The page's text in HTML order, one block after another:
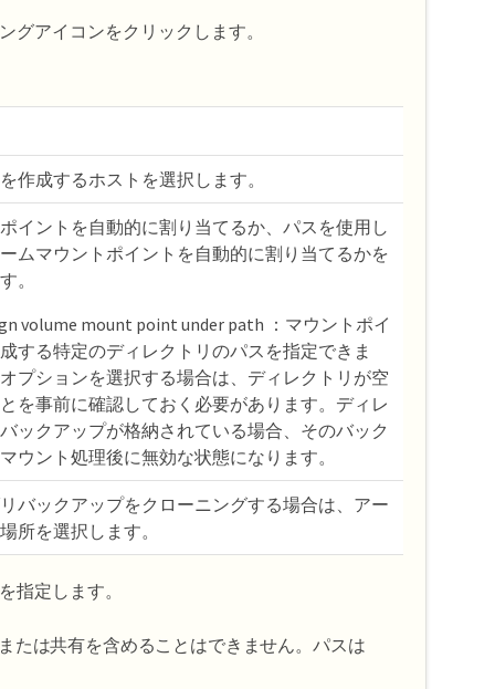
アイコンをクリックします。
作成するホストを選択します。
イントを自動的に割り当てるか、パスを使用し
ムマウントポイントを自動的に割り当てるかを
。
volume mount point under path ：マウントポイ
する特定のディレクトリのパスを指定できま
プションを選択する場合は、ディレクトリが空
を事前に確認しておく必要があります。ディレ
ックアップが格納されている場合、そのバック
ウント処理後に無効な状態になります。
バックアップをクローニングする場合は、アー
所を選択します。
指定します。
たは共有を含めることはできません。パスは